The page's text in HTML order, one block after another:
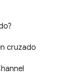
cruzado